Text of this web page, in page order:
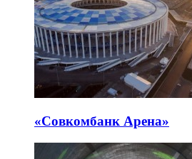
«Совкомбанк Арена⁠»